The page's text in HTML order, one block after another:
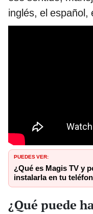
inglés, el español,
PUEDES VER:
¿Qué es Magis TV y
instalarla en tu
¿Qué puede